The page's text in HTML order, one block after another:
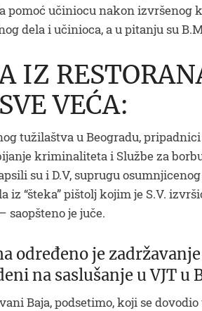
pomoć učiniocu nakon izvršenog
dela i učinioca, a u pitanju su B.M.
IZ
VEĆA:
tužilaštva u Beogradu,
kriminaliteta i Službe za
su i D.V, suprugu osumnjicenog
iz “šteka” pištolj kojim je S.V.
saopšteno je juče.
određeno je
na saslušanje u VJT u
Baja, podsetimo, koji se